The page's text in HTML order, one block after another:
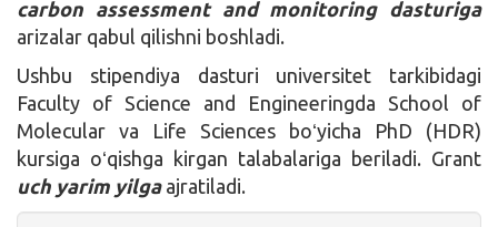
carbon assessment and monitoring dasturiga
arizalar qabul qilishni boshladi.
Ushbu stipendiya dasturi universitet tarkibidagi
Faculty of Science and Engineeringda School of
Molecular va Life Sciences boʻyicha PhD (HDR)
kursiga oʻqishga kirgan talabalariga beriladi. Grant
uch yarim yilgaajratiladi.